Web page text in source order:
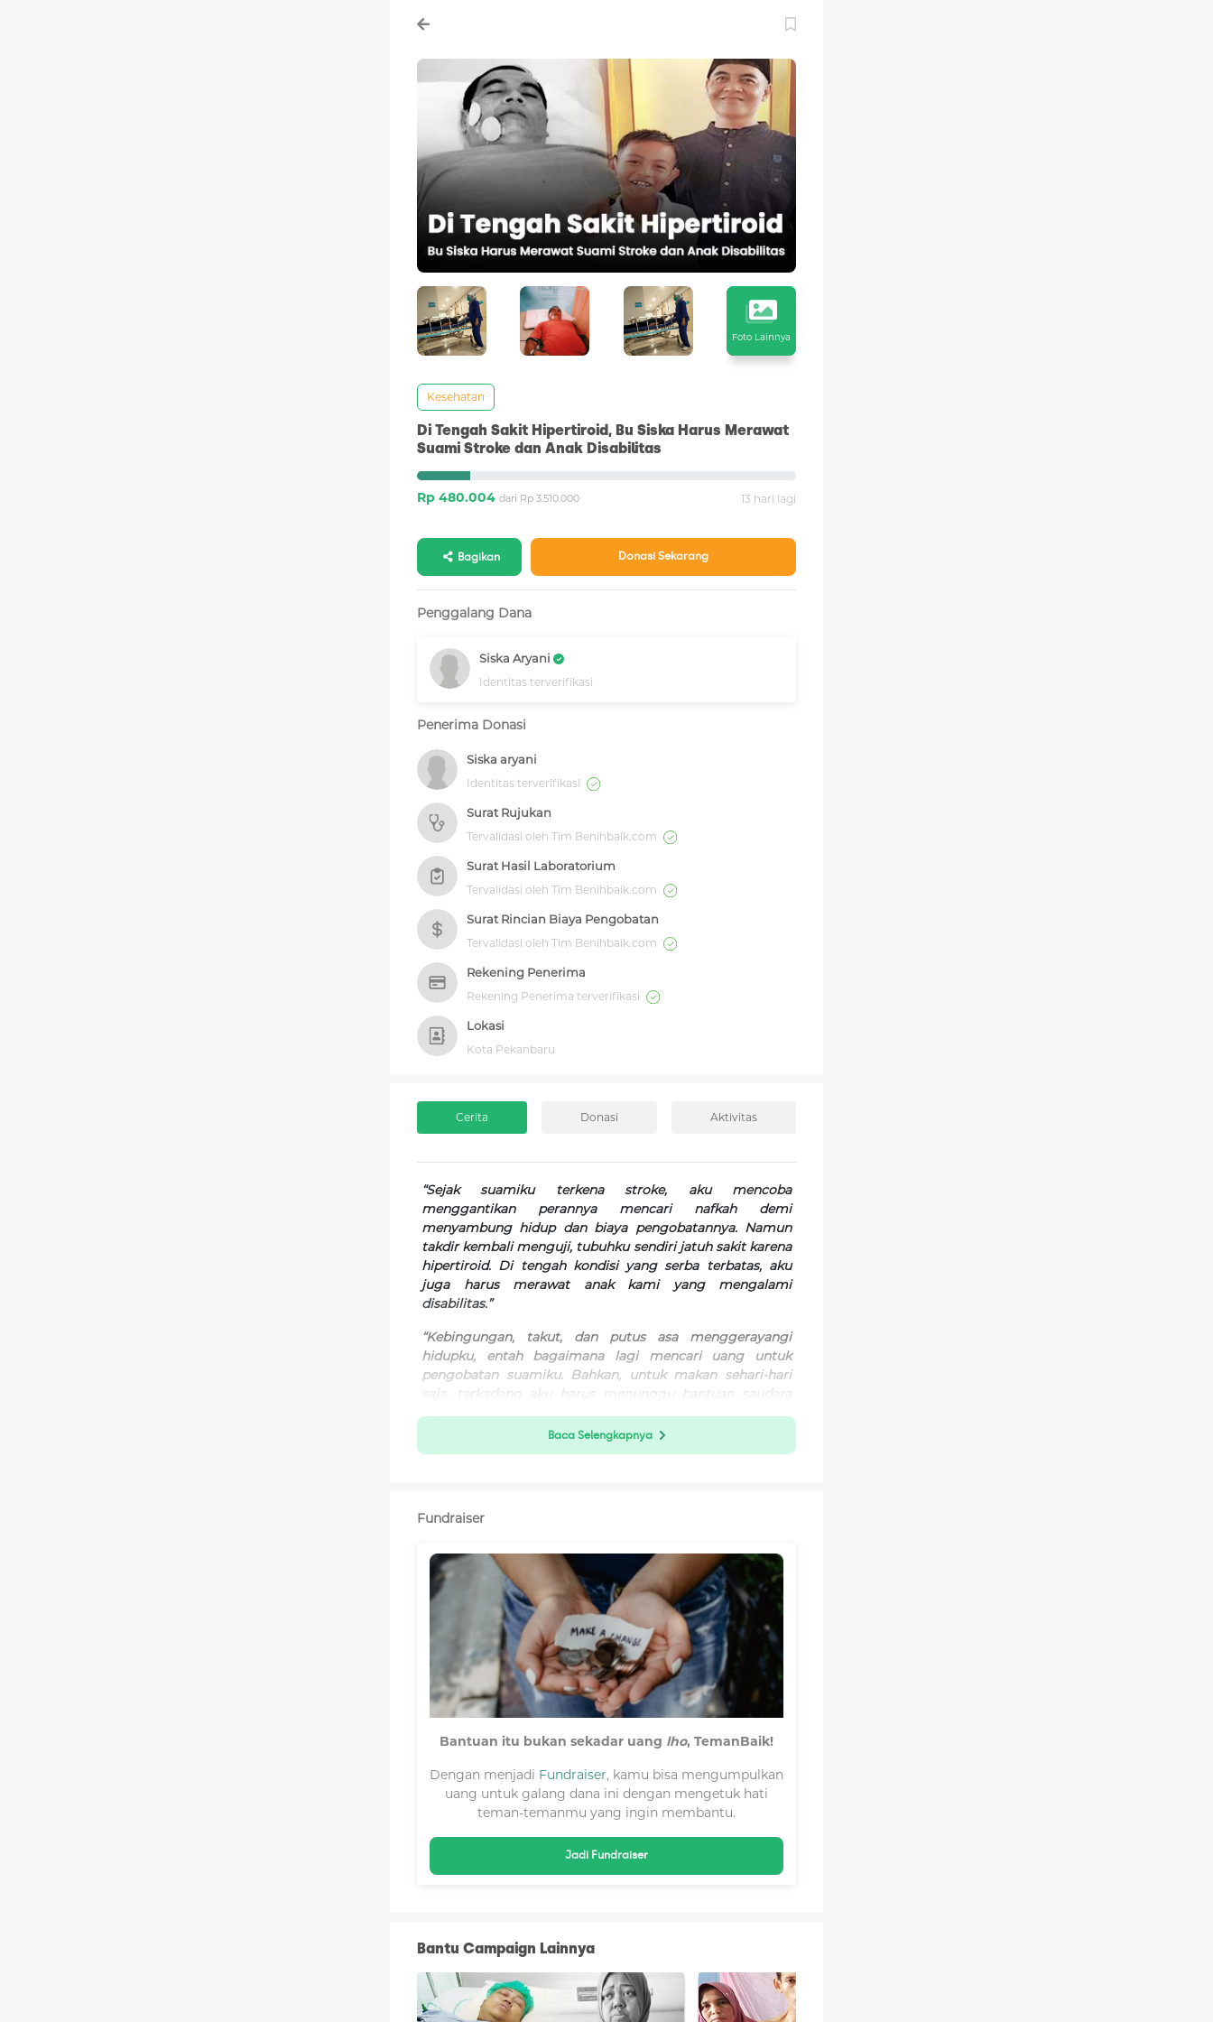
Foto Lainnya
Kesehatan
Di Tengah Sakit Hipertiroid, Bu Siska Harus Merawat
Suami Stroke dan Anak Disabilitas
Rp 480.004 dari Rp 3.510.000 13 hari lagi
Bagikan Donasi Sekarang
Penggalang Dana
Siska Aryani
Identitas terverifikasi
Penerima Donasi
Siska aryani
Identitas terverifikasi
Surat Rujukan
Tervalidasi oleh Tim Benihbaik.com
Surat Hasil Laboratorium
Tervalidasi oleh Tim Benihbaik.com
Surat Rincian Biaya Pengobatan
Tervalidasi oleh Tim Benihbaik.com
Rekening Penerima
Rekening Penerima terverifikasi
Lokasi
Kota Pekanbaru
Cerita Donasi Aktivitas
“Sejak suamiku terkena stroke, aku mencoba
menggantikan perannya mencari nafkah demi
menyambung hidup dan biaya pengobatannya. Namun
takdir kembali menguji, tubuhku sendiri jatuh sakit karena
hipertiroid. Di tengah kondisi yang serba terbatas, aku
juga harus merawat anak kami yang mengalami
disabilitas.”
“Kebingungan, takut, dan putus asa menggerayangi
hidupku, entah bagaimana lagi mencari uang untuk
pengobatan suamiku. Bahkan, untuk makan sehari-hari
saja, terkadang aku harus menunggu bantuan saudara
dan teman. Sementara jika pengobatan suamiku terhenti,
nyawanya akan terancam.”-Siska, Istri Bapak Iskandar-
Penyakit itu datang pada suamiku, Iskandar (47 thn),
ketika keluarga kami baru saja mendapatkan rezeki. Saat
Namun ternyata, kebahagiaan itu hanya berlangsung
Ketika sedang membawa penumpang ke Dumai, suamiku
meneleponku dengan suara yang tersendat-sendat. Ia
Baca Selengkapnya
Fundraiser
Bantuan itu bukan sekadar uang lho, TemanBaik!
Dengan menjadi Fundraiser, kamu bisa mengumpulkan
uang untuk galang dana ini dengan mengetuk hati
teman-temanmu yang ingin membantu.
Jadi Fundraiser
Bantu Campaign Lainnya